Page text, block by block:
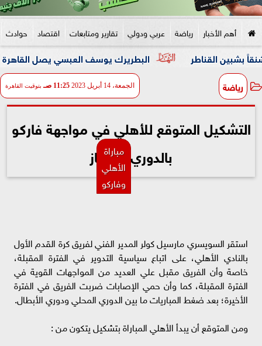
أهم الأخبار رياضة عربي ودولي تقارير ومتابعات اقتصاد حوادث
البطريرك يوسف العبسي يصل القاهرة في القناطر
رياضة الجمعة، 14 أبريل 2023 11:25 صـ بتوقيت القاهرة
التشكيل المتوقع للأهلي في مواجهة فاركو
بالدوري الممتاز
مباراة
الأهلي
وفاركو
استقر السويسري مارسيل كولر المدير الفني لفريق كرة القدم الأول
بالنادي الأهلي، على اتباع سياسية التدوير في الفترة المقبلة،
خاصة وأن الفريق مقبل علي العديد من المواجهات القوية في
الفترة المقبلة، كما وأن حمي الإصابات ضربت الفريق في الفترة
الأخيرة؛ بعد ضغط المباريات ما بين الدوري المحلي ودوري الأبطال.
ومن المتوقع أن يبدأ الأهلي المباراة بتشكيل يتكون من :